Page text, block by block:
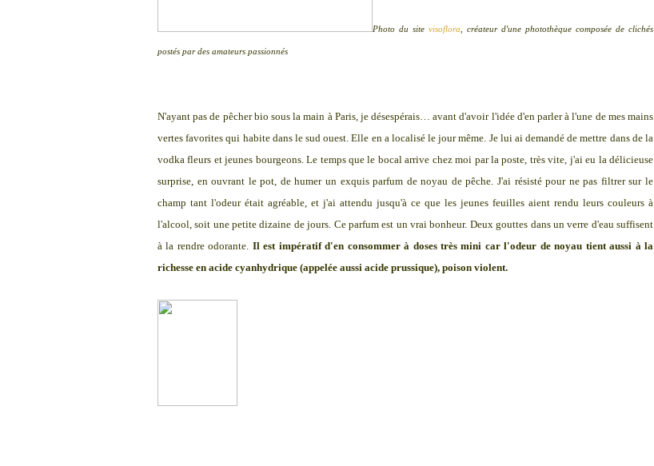
Photo du site visoflora , créateur d'une photothèque composée de clichés
postés par des amateurs passionnés
N'ayant pas de pêcher bio sous la main à Paris, je désespérais… avant d'avoir l'idée d'en parler à l'une de mes mains
vertes favorites qui habite dans le sud ouest. Elle en a localisé le jour même. Je lui ai demandé de mettre dans de la
vodka fleurs et jeunes bourgeons. Le temps que le bocal arrive chez moi par la poste, très vite, j'ai eu la délicieuse
surprise, en ouvrant le pot, de humer un exquis parfum de noyau de pêche. J'ai résisté pour ne pas filtrer sur le
champ tant l'odeur était agréable, et j'ai attendu jusqu'à ce que les jeunes feuilles aient rendu leurs couleurs à
l'alcool, soit une petite dizaine de jours. Ce parfum est un vrai bonheur. Deux gouttes dans un verre d'eau suffisent
à la rendre odorante. Il est impératif d'en consommer à doses très mini car l'odeur de noyau tient aussi à la
richesse en acide cyanhydrique (appelée aussi acide prussique), poison violent.